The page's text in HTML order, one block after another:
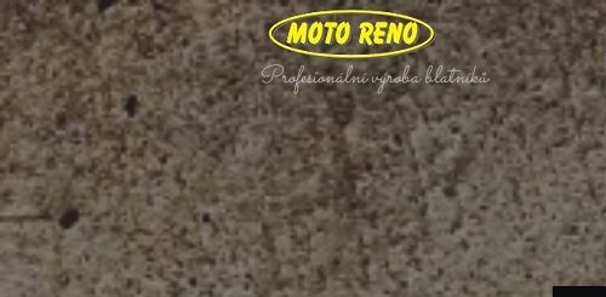
Profesionální výroba blatníků